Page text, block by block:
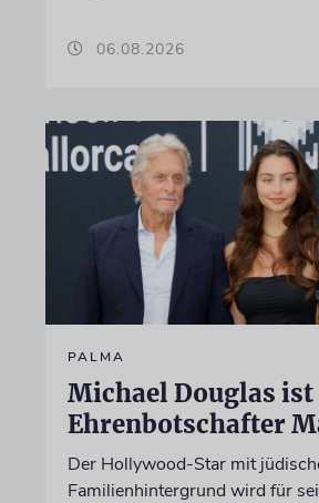
06.08.2026
PALMA
Michael Douglas ist
Ehrenbotschafter
Der Hollywood-Star mit
Familienhintergrund wird für